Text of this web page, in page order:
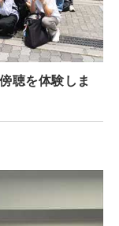
聴を体験しま